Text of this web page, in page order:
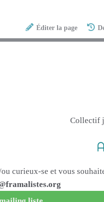
Éditer la page
Collectif
curieux-se et vous